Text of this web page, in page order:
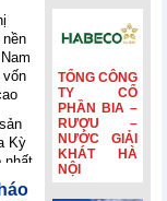
vốn
Kỳ
nhất
TỔNG CÔNG
TY CỔ
PHẦN BIA –
RƯỢU –
NƯỚC GIẢI
KHÁT HÀ
NỘI